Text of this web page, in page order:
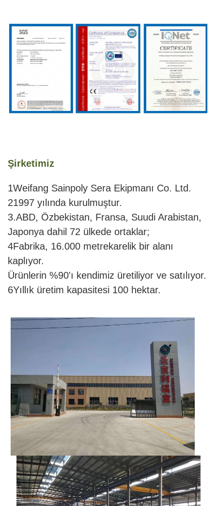
Şirketimiz
1Weifang Sainpoly Sera Ekipmanı Co. Ltd.
21997 yılında kurulmuştur.
3.ABD, Özbekistan, Fransa, Suudi Arabistan,
Japonya dahil 72 ülkede ortaklar;
4Fabrika, 16.000 metrekarelik bir alanı
kaplıyor.
Ürünlerin %90'ı kendimiz üretiliyor ve satılıyor.
6Yıllık üretim kapasitesi 100 hektar.